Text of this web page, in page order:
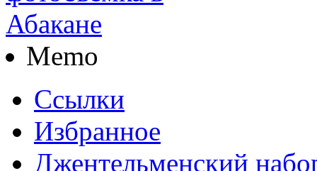
Memo
Ссылки
Избранное
Джентельменский